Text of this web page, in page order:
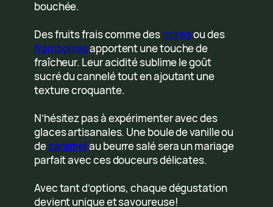
bouchée.
Des fruits frais comme despoiresou des
framboisesapportent une touche de
fraîcheur. Leur acidité sublime le goût
sucré du cannelé tout en ajoutant une
texture croquante.
N’hésitez pas à expérimenter avec des
glaces artisanales. Une boule de vanille ou
decaramelau beurre salé sera un mariage
parfait avec ces douceurs délicates.
Avec tant d’options, chaque dégustation
devient unique et savoureuse!